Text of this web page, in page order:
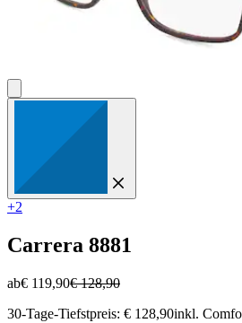
+2
Carrera 8881
ab€ 119,90€ 128,90
30-Tage-Tiefstpreis: € 128,90inkl.